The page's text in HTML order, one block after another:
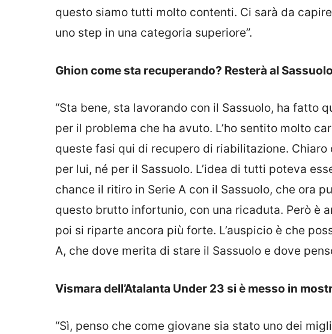
questo siamo tutti molto contenti. Ci sarà da
uno step in una categoria superiore”.
Ghion come sta recuperando? Resterà al
“Sta bene, sta lavorando con il Sassuolo, ha fatto
per il problema che ha avuto. L’ho sentito molto
queste fasi qui di recupero di riabilitazione.
per lui, né per il Sassuolo. L’idea di tutti poteva
chance il ritiro in Serie A con il Sassuolo, che ora
questo brutto infortunio, con una ricaduta. Però è
poi si riparte ancora più forte. L’auspicio è che
A, che dove merita di stare il Sassuolo e dove
Vismara dell’Atalanta Under 23 si è messo in
“Sì, penso che come giovane sia stato uno dei